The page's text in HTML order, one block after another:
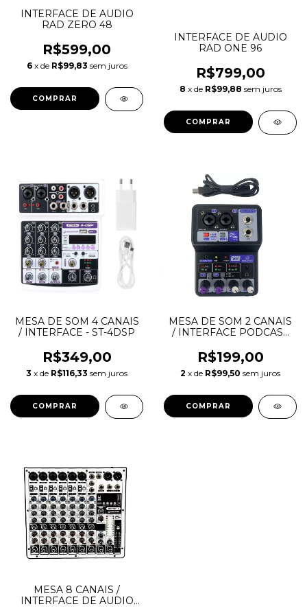
INTERFACE DE AUDIO
RAD ZERO 48
R$599,00
6 x de R$99,83 sem juros
INTERFACE DE AUDIO
RAD ONE 96
R$799,00
8 x de R$99,88 sem juros
MESA DE SOM 4 CANAIS
/ INTERFACE - ST-4DSP
R$349,00
3 x de R$116,33 sem juros
MESA DE SOM 2 CANAIS
/ INTERFACE PODCAST
R$199,00
2 x de R$99,50 sem juros
MESA 8 CANAIS /
INTERFACE DE AUDIO